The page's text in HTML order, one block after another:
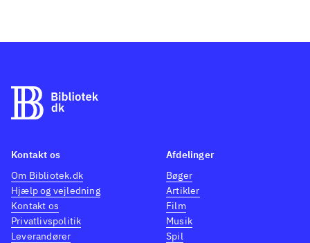
Kontakt os
Om Bibliotek.dk
Hjælp og vejledning
Kontakt os
Privatlivspolitik
Leverandører
Afdelinger
Bøger
Artikler
Film
Musik
Spil